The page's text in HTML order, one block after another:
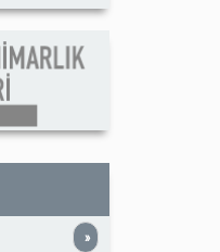
»Sonraki